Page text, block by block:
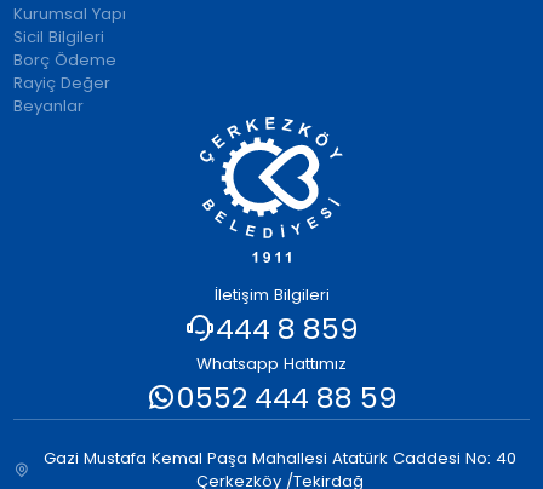
Kurumsal Yapı
Sicil Bilgileri
Borç Ödeme
Rayiç Değer
Beyanlar
İletişim Bilgileri
444 8 859
Whatsapp Hattımız
0552 444 88 59
Gazi Mustafa Kemal Paşa Mahallesi Atatürk Caddesi No: 40
Çerkezköy /Tekirdağ